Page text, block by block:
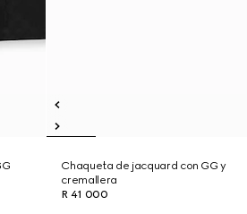
Chaqueta de jacquard con GG y
cremallera
R 41 000